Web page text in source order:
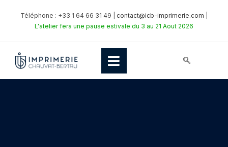
Téléphone : +33 1 64 66 31 49 | contact@icb-imprimerie.com
L'atelier fera une pause estivale du 3 au 21 Aout 2026